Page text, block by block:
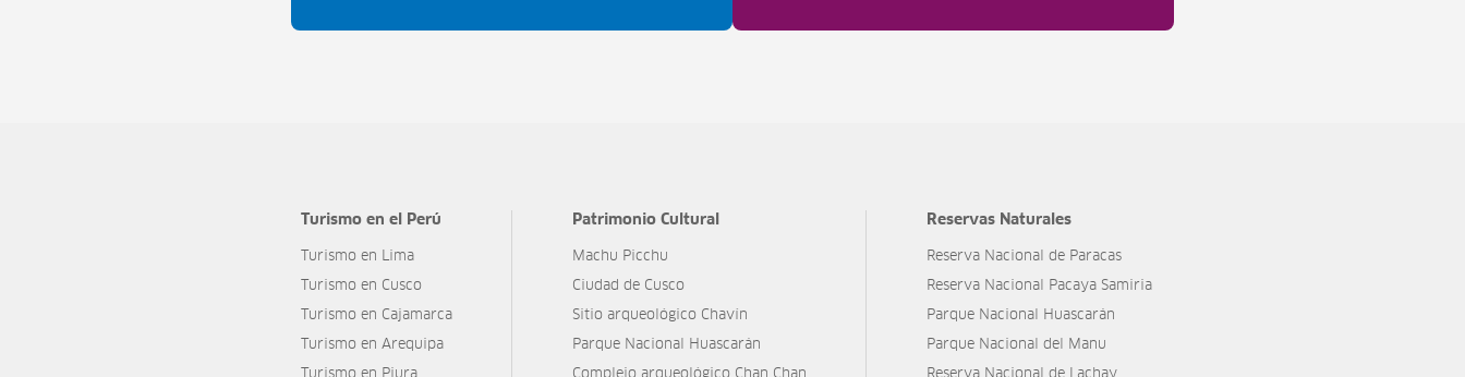
Turismo en el Perú
Turismo en Lima
Turismo en Cusco
Turismo en Cajamarca
Turismo en Arequipa
Patrimonio Cultural
Machu Picchu
Ciudad de Cusco
Sitio arqueológico Chavín
Parque Nacional Huascarán
Reservas Naturales
Reserva Nacional de Paracas
Reserva Nacional Pacaya Samiria
Parque Nacional Huascarán
Parque Nacional del Manu